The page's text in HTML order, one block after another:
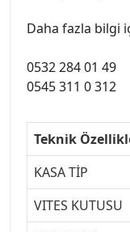
Daha fazla bilgi
0532 284 01 49
0545 311 0 312
Teknik
KASA TİP
VITES KUTUSU